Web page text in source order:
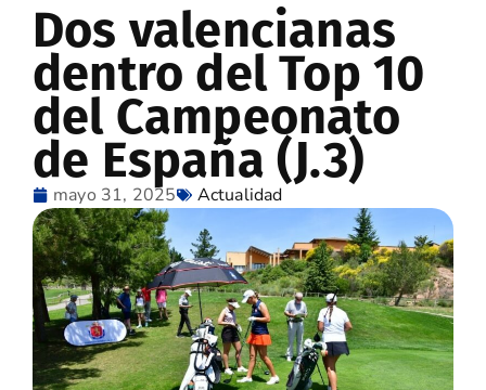
Dos valencianas
dentro del Top 10
del Campeonato
de España (J.3)
mayo 31, 2025 Actualidad